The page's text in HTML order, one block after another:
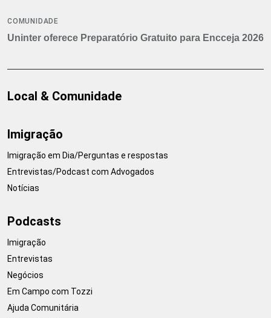
COMUNIDADE
Uninter oferece Preparatório Gratuito para Encceja 2026
Local & Comunidade
Imigração
Imigração em Dia/Perguntas e respostas
Entrevistas/Podcast com Advogados
Notícias
Podcasts
Imigração
Entrevistas
Negócios
Em Campo com Tozzi
Ajuda Comunitária